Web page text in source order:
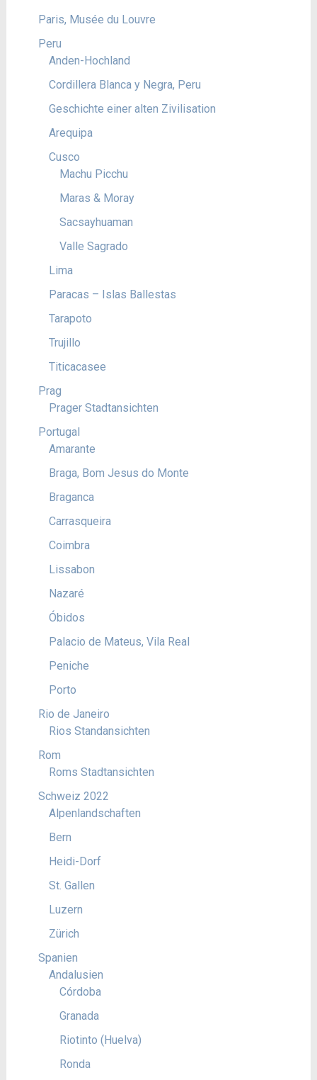
Paris, Musée du Louvre
Peru
Anden-Hochland
Cordillera Blanca y Negra, Peru
Geschichte einer alten Zivilisation
Arequipa
Cusco
Machu Picchu
Maras & Moray
Sacsayhuaman
Valle Sagrado
Lima
Paracas – Islas Ballestas
Tarapoto
Trujillo
Titicacasee
Prag
Prager Stadtansichten
Portugal
Amarante
Braga, Bom Jesus do Monte
Braganca
Carrasqueira
Coimbra
Lissabon
Nazaré
Óbidos
Palacio de Mateus, Vila Real
Peniche
Porto
Rio de Janeiro
Rios Standansichten
Rom
Roms Stadtansichten
Schweiz 2022
Alpenlandschaften
Bern
Heidi-Dorf
St. Gallen
Luzern
Zürich
Spanien
Andalusien
Córdoba
Granada
Riotinto (Huelva)
Ronda